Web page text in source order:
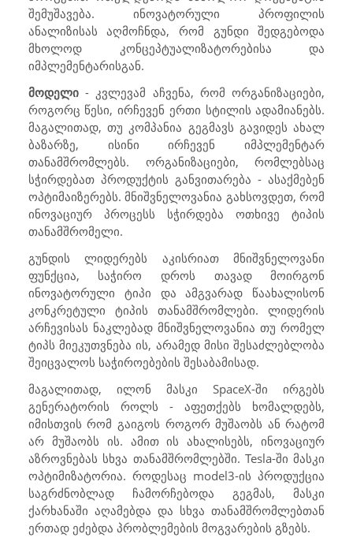
შემუშავება. ინოვატორული პროფილის
ანალიზისას აღმოჩნდა, რომ გუნდი შედგებოდა
მხოლოდ კონცეპტუალიზატორებისა და
იმპლემენტარისგან.
მოდელი- კვლევამ აჩვენა, რომ ორგანიზაციები,
როგორც წესი, ირჩევენ ერთი სტილის ადამიანებს.
მაგალითად, თუ კომპანია გეგმავს გავიდეს ახალ
ბაზარზე, ისინი ირჩევენ იმპლემენტარ
თანამშრომლებს. ორგანიზაციები, რომლებსაც
სჭირდებათ პროდუქტის განვითარება - ასაქმებენ
ოპტიმაიზერებს. მნიშვნელოვანია გახსოვდეთ, რომ
ინოვაციურ პროცესს სჭირდება ოთხივე ტიპის
თანამშრომელი.
გუნდის ლიდერებს აკისრიათ მნიშვნელოვანი
ფუნქცია, საჭირო დროს თავად მოირგონ
ინოვატორული ტიპი და ამგვარად წაახალისონ
კონკრეტული ტიპის თანამშრომლები. ლიდერის
არჩევისას ნაკლებად მნიშვნელოვანია თუ რომელ
ტიპს მიეკუთვნება ის, არამედ მისი შესაძლებლობა
შეიცვალოს საჭიროებების შესაბამისად.
მაგალითად, ილონ მასკიSpaceX-ში ირგებს
გენერატორის როლს - აფეთქებს ხომალდებს,
იმისთვის რომ გაიგოს როგორ მუშაობს ან რატომ
არ მუშაობს ის. ამით ის ახალისებს, ინოვაციურ
აზროვნებას სხვა თანამშრომლებში. Tesla-ში მასკი
ოპტიმიზატორია. როდესაც model3-ის პროდუქცია
საგრძნობლად ჩამორჩებოდა გეგმას, მასკი
ქარხანაში აღამებდა და სხვა თანამშრომლებთან
ერთად ეძებდა პრობლემების მოგვარების გზებს.